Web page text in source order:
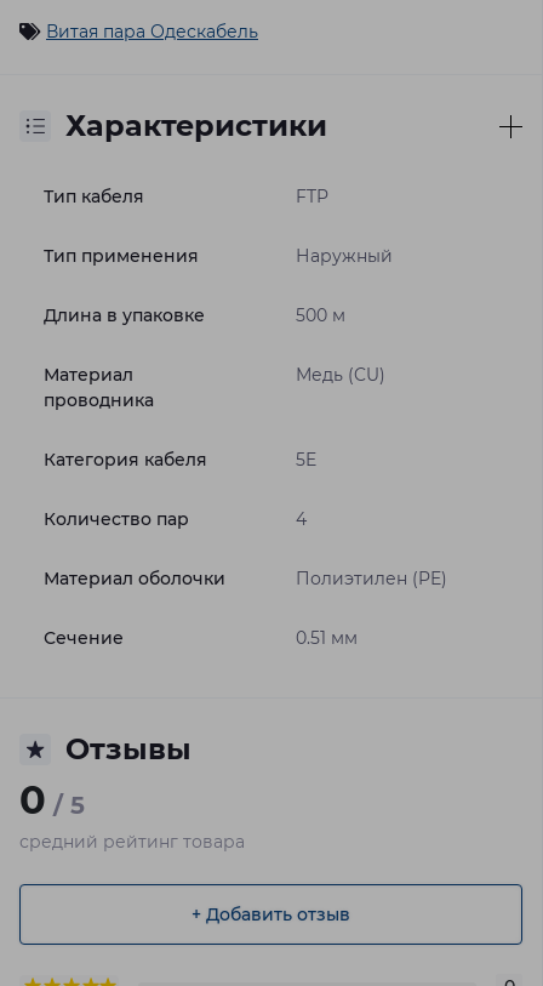
Витая пара Одескабель
Характеристики
Тип кабеля FTP
Тип применения Наружный
Длина в упаковке 500 м
Материал
проводника
Медь (CU)
Категория кабеля 5E
Количество пар 4
Материал оболочки Полиэтилен (PE)
Сечение 0.51 мм
Отзывы
0 / 5
средний рейтинг товара
+ Добавить отзыв